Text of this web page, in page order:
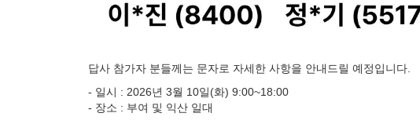
답사 참가자 분들께는 문자로 자세한 사항을 안내드릴 예정입니다.
- 일시 : 2026년 3월 10일(화) 9:00~18:00
- 장소 : 부여 및 익산 일대